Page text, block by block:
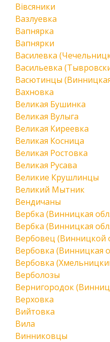
Вівсяники
Вазлуевка
Вапнярка
Вапнярки
Василевка
Васильевка
Васютинцы
Вахновка
Великая Бушинка
Великая Вулыга
Великая Киреевка
Великая Косница
Великая Ростовка
Великая Русава
Великие Крушлинцы
Великий Мытник
Вендичаны
Вербка (Винницкая
Вербка (Винницкая
Вербовец (Винницкой
Вербовка (Винницкая
Вербовка
Верболозы
Вернигородок
Верховка
Вийтовка
Вила
Винниковцы